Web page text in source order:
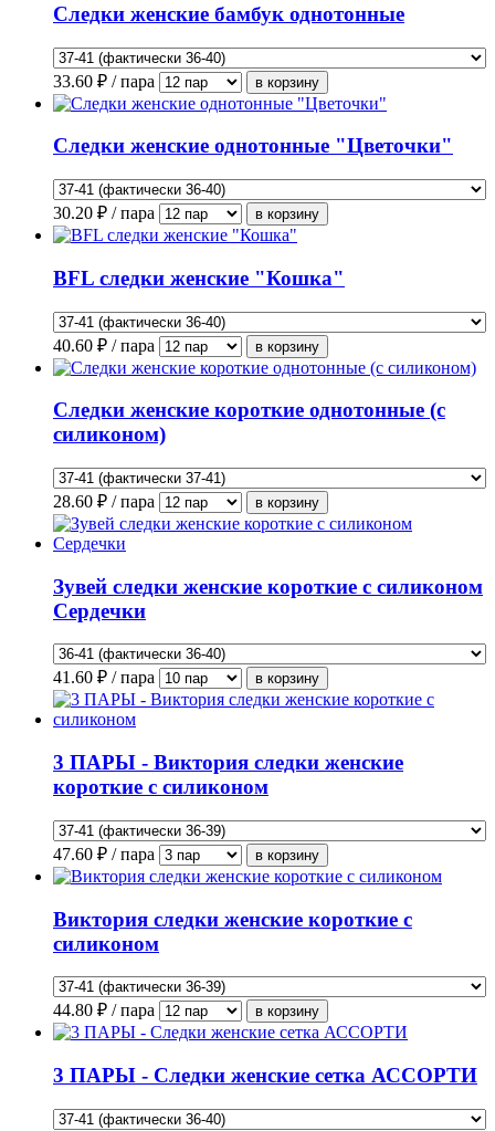
Следки женские бамбук однотонные
33.60 ₽ / пара
Следки женские однотонные "Цветочки"
30.20 ₽ / пара
BFL следки женские "Кошка"
40.60 ₽ / пара
Следки женские короткие однотонные (с
силиконом)
28.60 ₽ / пара
Зувей следки женские короткие с силиконом
Сердечки
41.60 ₽ / пара
3 ПАРЫ - Виктория следки женские
короткие с силиконом
47.60 ₽ / пара
Виктория следки женские короткие с
силиконом
44.80 ₽ / пара
3 ПАРЫ - Следки женские сетка АССОРТИ